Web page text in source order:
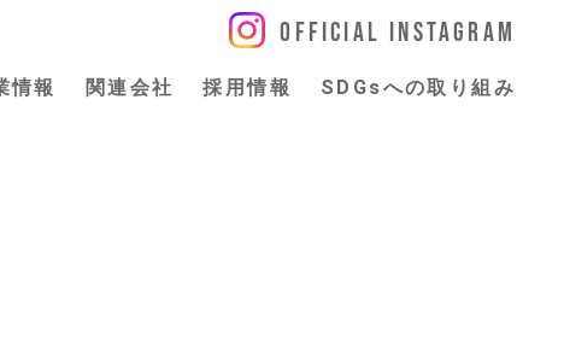
Official Instagram
情報 関連会社 採用情報 SDGsへの取り組み